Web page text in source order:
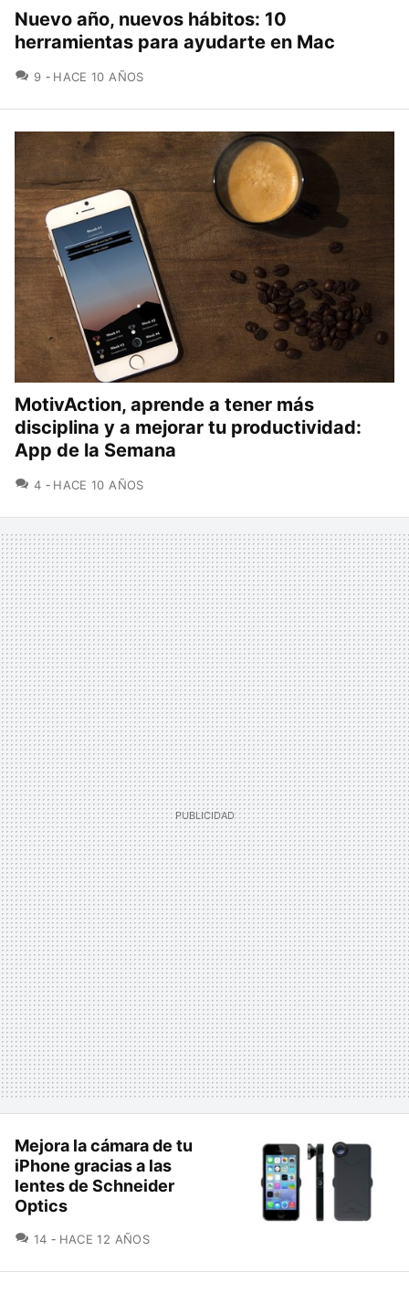
Nuevo año, nuevos hábitos: 10
herramientas para ayudarte en Mac
9 COMENTARIOS
HACE 10 AÑOS
MotivAction, aprende a tener más
disciplina y a mejorar tu productividad:
App de la Semana
4 COMENTARIOS
HACE 10 AÑOS
Mejora la cámara de tu
iPhone gracias a las
lentes de Schneider
Optics
14 COMENTARIOS
HACE 12 AÑOS